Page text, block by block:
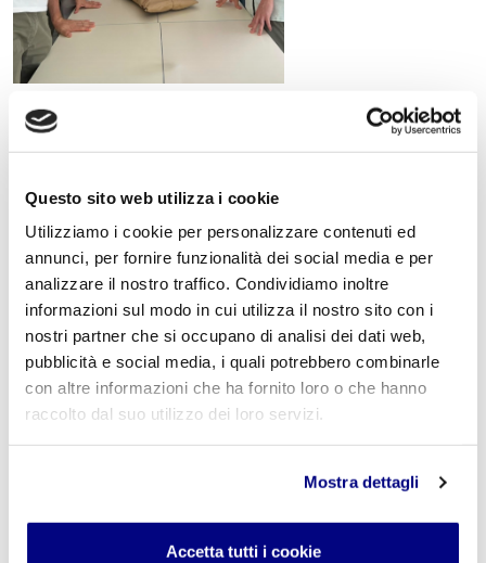
Questo sito web utilizza i cookie
Utilizziamo i cookie per personalizzare contenuti ed
annunci, per fornire funzionalità dei social media e per
analizzare il nostro traffico. Condividiamo inoltre
informazioni sul modo in cui utilizza il nostro sito con i
nostri partner che si occupano di analisi dei dati web,
pubblicità e social media, i quali potrebbero combinarle
con altre informazioni che ha fornito loro o che hanno
raccolto dal suo utilizzo dei loro servizi.
Mostra dettagli
Accetta tutti i cookie
« Indietro
Istituto Paritario S. Freud – Scuola Privata Milano – Scuola
paritaria: Istituto Tecnico Informatico, Istituto Tecnico
Turismo, Liceo delle Scienze Umane e Liceo Scientifico
Via Accademia, 26/29 Milano – Viale Fulvio Testi, 7 Milano – Tel.
02.29409829
– www.istitutofreud.it
Scuola Superiore Paritaria Milano-Scuola Privata Informatica
Milano
Scuola Privata Turismo Milano-Liceo delle Scienze Umane
indirizzo Economico Sociale Milano
Liceo Scientifico Milano
Contattaci per maggiori informazioni:info@istitutofreud.it
L'indirizzo email non verrà pubblicato. I campi